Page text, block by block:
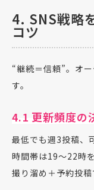
4. SNS戦略
コツ
“継続＝信頼”。オ
す。
4.1 更新頻度の
最低でも週3投稿、
時間帯は19〜22時
撮り溜め＋予約投